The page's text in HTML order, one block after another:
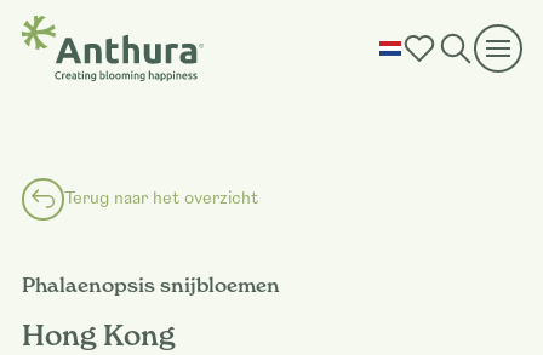
Terug naar het overzicht
Phalaenopsis snijbloemen
Hong Kong